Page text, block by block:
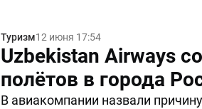
Туризм12 июня 17:54
Uzbekistan Airways
полётов в города
В авиакомпании назвали